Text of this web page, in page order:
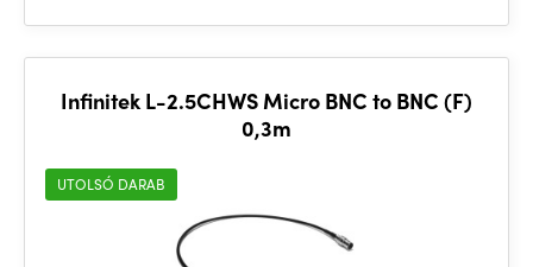
Infinitek L-2.5CHWS Micro BNC to BNC (F)
0,3m
UTOLSÓ DARAB